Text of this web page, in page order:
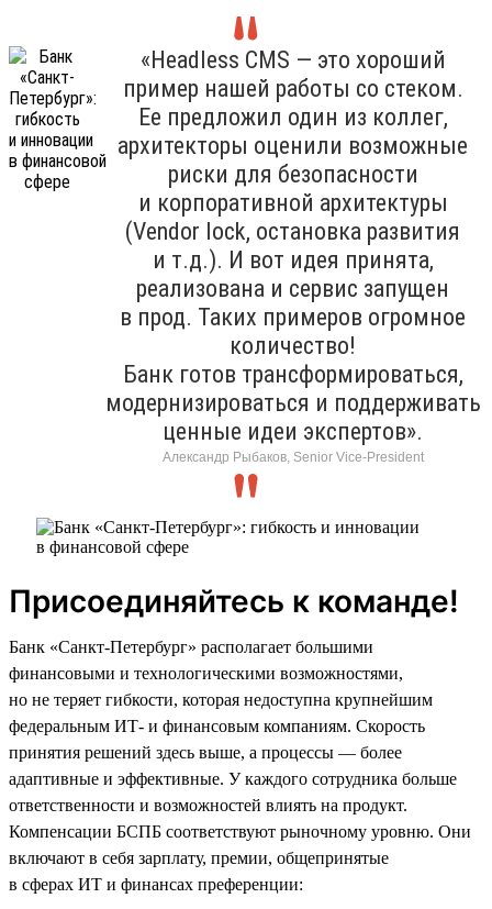
«Headless CMS — это хороший
пример нашей работы со стеком.
Ее предложил один из коллег,
архитекторы оценили возможные
риски для безопасности
и корпоративной архитектуры
(Vendor lock, остановка развития
и т.д.). И вот идея принята,
реализована и сервис запущен
в прод. Таких примеров огромное
количество!
Банк готов трансформироваться,
модернизироваться и поддерживать
ценные идеи экспертов».
Александр Рыбаков, Senior Vice-President
Присоединяйтесь к команде!
Банк «Санкт-Петербург» располагает большими
финансовыми и технологическими возможностями,
но не теряет гибкости, которая недоступна крупнейшим
федеральным ИТ- и финансовым компаниям. Скорость
принятия решений здесь выше, а процессы — более
адаптивные и эффективные. У каждого сотрудника больше
ответственности и возможностей влиять на продукт.
Компенсации БСПБ соответствуют рыночному уровню. Они
включают в себя зарплату, премии, общепринятые
в сферах ИТ и финансах преференции: